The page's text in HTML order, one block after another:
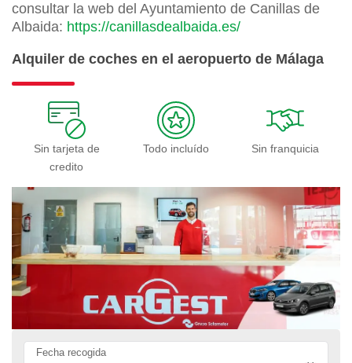
consultar la web del Ayuntamiento de Canillas de
Albaida: https://canillasdealbaida.es/
Alquiler de coches en el aeropuerto de Málaga
Sin tarjeta de
credito
Todo incluído Sin franquicia
Fecha recogida